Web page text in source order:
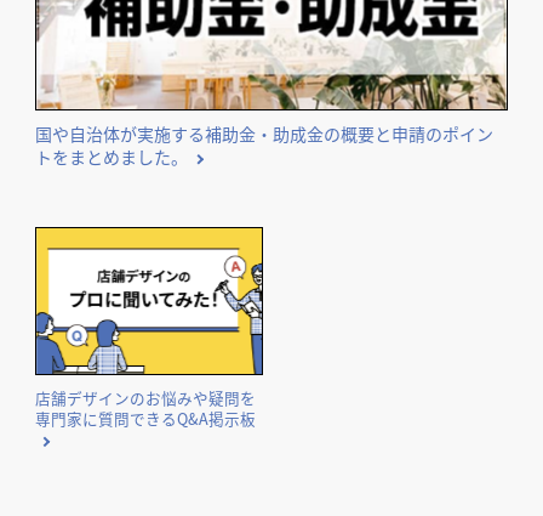
国や自治体が実施する補助金・助成金の概要と申請のポイン
トをまとめました。
店舗デザインのお悩みや疑問を
専門家に質問できるQ&A掲示板